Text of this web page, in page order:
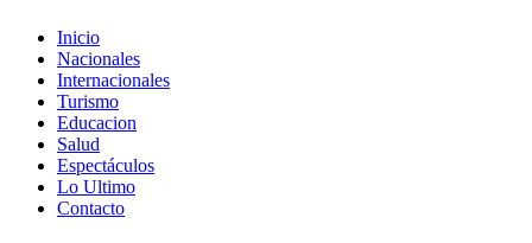
Inicio
Nacionales
Internacionales
Turismo
Educacion
Salud
Espectáculos
Lo Ultimo
Contacto